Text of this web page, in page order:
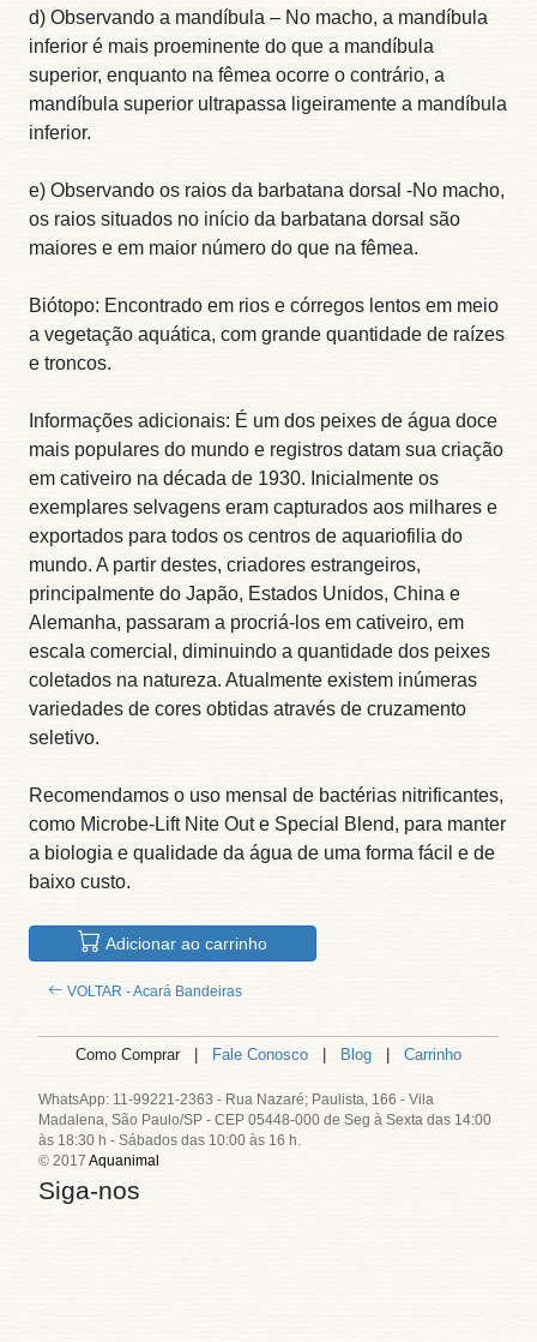
d) Observando a mandíbula – No macho, a mandíbula
inferior é mais proeminente do que a mandíbula
superior, enquanto na fêmea ocorre o contrário, a
mandíbula superior ultrapassa ligeiramente a mandíbula
inferior.
e) Observando os raios da barbatana dorsal -No macho,
os raios situados no início da barbatana dorsal são
maiores e em maior número do que na fêmea.
Biótopo: Encontrado em rios e córregos lentos em meio
a vegetação aquática, com grande quantidade de raízes
e troncos.
Informações adicionais: É um dos peixes de água doce
mais populares do mundo e registros datam sua criação
em cativeiro na década de 1930. Inicialmente os
exemplares selvagens eram capturados aos milhares e
exportados para todos os centros de aquariofilia do
mundo. A partir destes, criadores estrangeiros,
principalmente do Japão, Estados Unidos, China e
Alemanha, passaram a procriá-los em cativeiro, em
escala comercial, diminuindo a quantidade dos peixes
coletados na natureza. Atualmente existem inúmeras
variedades de cores obtidas através de cruzamento
seletivo.
Recomendamos o uso mensal de bactérias nitrificantes,
como Microbe-Lift Nite Out e Special Blend, para manter
a biologia e qualidade da água de uma forma fácil e de
baixo custo.
Adicionar ao carrinho
VOLTAR - Acará Bandeiras
Como Comprar | Fale Conosco | Blog | Carrinho
WhatsApp: 11-99221-2363 - Rua Nazaré; Paulista, 166 - Vila
Madalena, São Paulo/SP - CEP 05448-000 de Seg à Sexta das 14:00
às 18:30 h - Sábados das 10:00 às 16 h.
© 2017 Aquanimal
Siga-nos